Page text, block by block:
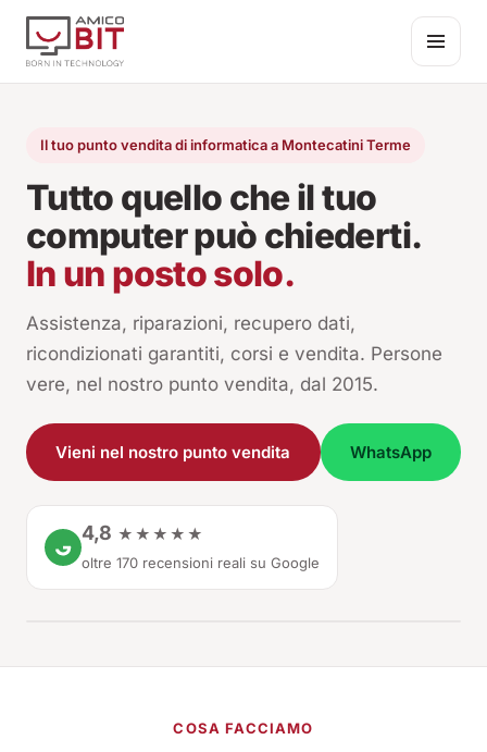
Salta al contenuto
Il tuo punto vendita di informatica a Montecatini Terme
Tutto quello che il tuo
computer può chiederti.
In un posto solo.
Assistenza, riparazioni, recupero dati,
ricondizionati garantiti, corsi e vendita. Persone
vere, nel nostro punto vendita, dal 2015.
Vieni nel nostro punto vendita WhatsApp
4,8 ★★★★★
oltre 170 recensioni reali su Google
COSA FACCIAMO